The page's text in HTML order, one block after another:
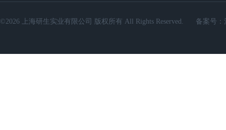
©2026 上海研生实业有限公司 版权所有 All Rights Reserved. 备案号：